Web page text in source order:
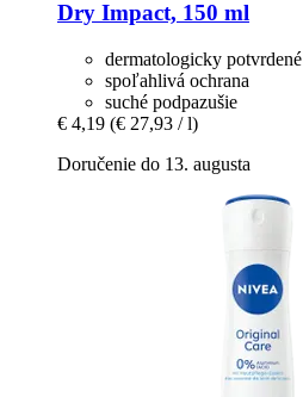
Dry Impact, 150 ml
dermatologicky potvrdené
spoľahlivá ochrana
suché podpazušie
€ 4,19 (€ 27,93 / l)
Doručenie do 13. augusta